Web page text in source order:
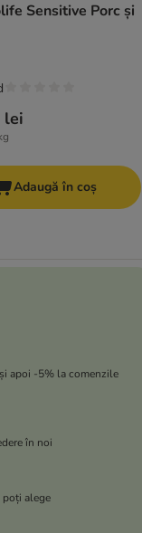
Sensitive Porc și
lei
Adaugă în coș
apoi -5% la comenzile
în noi
poți alege